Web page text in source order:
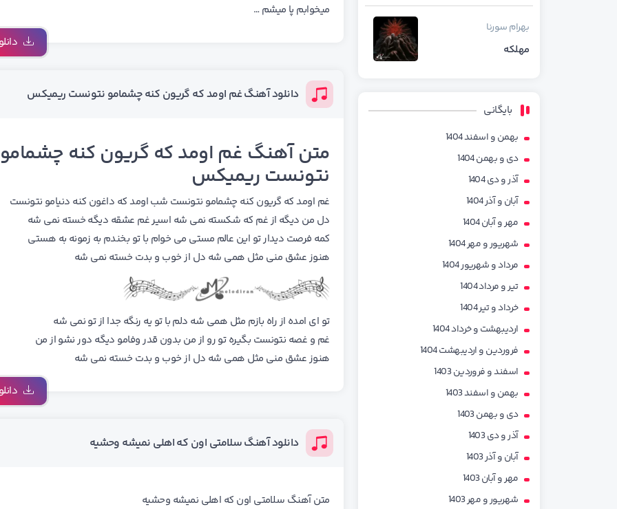
بهرامسورنا
مهلکه
بایگانی
بهمن و اسفند 1404
دی و بهمن 1404
آذر و دی 1404
آبان و آذر 1404
مهر و آبان 1404
شهریور و مهر 1404
مرداد و شهریور 1404
تیر و مرداد 1404
خرداد و تیر 1404
اردیبهشت و خرداد 1404
فروردین و اردیبهشت 1404
اسفند و فروردین 1403
بهمن و اسفند 1403
دی و بهمن 1403
آذر و دی 1403
آبان و آذر 1403
مهر و آبان 1403
شهریور و مهر 1403
میخوابم پا میشم …
دانلود آهنگ غم اومد که گریون کنه چشمامو نتونست ریمیکس
متن آهنگ غم اومد که گریون کنه چشمامو
نتونست ریمیکس
غم اومد که گریون کنه چشمامو نتونست شب اومد که داغون کنه دنیامو نتونست
دل من دیگه از غم که شکسته نمی شه اسیر غم عشقه دیگه خسته نمی شه
کمه فرصت دیدار تو این عالم مستی می خوام با تو بخندم به زمونه به هستی
هنوز عشق منی مثل همی شه دل از خوب و بدت خسته نمی شه
تو ای امده از راه بازم مثل همی شه دلم با تو یه رنگه جدا از تو نمی شه
غم و غصه نتونست بگیره تو رو از من بدون قدر وفامو دیگه دور نشو از من
هنوز عشق منی مثل همی شه دل از خوب و بدت خسته نمی شه
دانلود آهنگ سلامتی اون که اهلی نمیشه وحشیه
متن آهنگ سلامتی اون که اهلی نمیشه وحشیه